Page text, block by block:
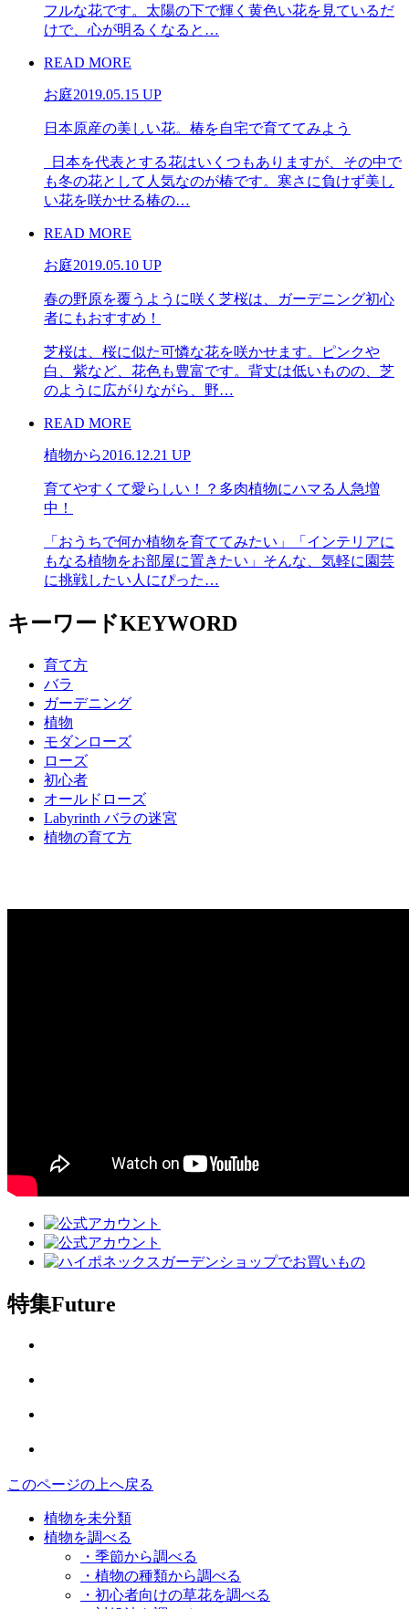
フルな花です。太陽の下で輝く黄色い花を見ているだ
けで、心が明るくなると…
READ MORE
お庭2019.05.15 UP
日本原産の美しい花。椿を自宅で育ててみよう
日本を代表とする花はいくつもありますが、その中で
も冬の花として人気なのが椿です。寒さに負けず美し
い花を咲かせる椿の…
READ MORE
お庭2019.05.10 UP
春の野原を覆うように咲く芝桜は、ガーデニング初心
者にもおすすめ！
芝桜は、桜に似た可憐な花を咲かせます。ピンクや
白、紫など、花色も豊富です。背丈は低いものの、芝
のように広がりながら、野…
READ MORE
植物から2016.12.21 UP
育てやすくて愛らしい！？多肉植物にハマる人急増
中！
「おうちで何か植物を育ててみたい」「インテリアに
もなる植物をお部屋に置きたい」そんな、気軽に園芸
に挑戦したい人にぴった…
キーワードKEYWORD
育て方
バラ
ガーデニング
植物
モダンローズ
ローズ
初心者
オールドローズ
Labyrinth バラの迷宮
植物の育て方
特集Future
このページの上へ戻る
植物を未分類
植物を調べる
・季節から調べる
・植物の種類から調べる
・初心者向けの草花を調べる